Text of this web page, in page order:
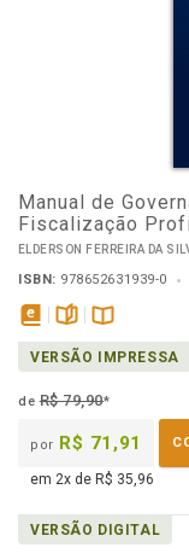
Manual de
Fiscalização
ELDERSON FERREIRA DA
ISBN: 978652631939-0
disponível
em
páginasDisponível
na
VERSÃO IMPRESSA
deR$ 79,90*
por R$ 71,91
em 2x de R$ 35,96
VERSÃO DIGITAL